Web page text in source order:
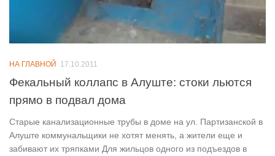
НА ГЛАВНОЙ 17.10.2011
Фекальный коллапс в Алуште: стоки льются
прямо в подвал дома
Старые канализационные трубы в доме на ул. Партизанской в
Алуште коммунальщики не хотят менять, а жители еще и
забивают их тряпками Для жильцов одного из подъездов в